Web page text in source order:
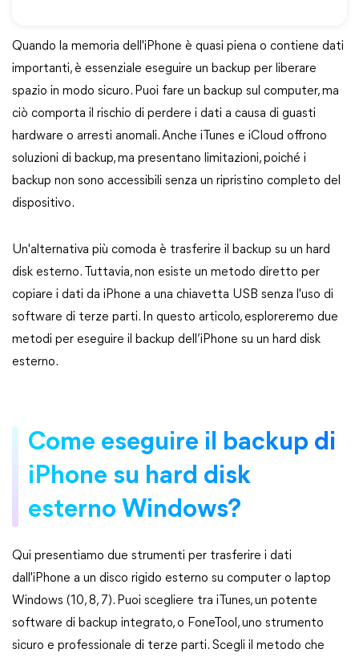
Quando la memoria dell'iPhone è quasi piena o contiene dati
importanti, è essenziale eseguire un backup per liberare
spazio in modo sicuro. Puoi fare un backup sul computer, ma
ciò comporta il rischio di perdere i dati a causa di guasti
hardware o arresti anomali. Anche iTunes e iCloud offrono
soluzioni di backup, ma presentano limitazioni, poiché i
backup non sono accessibili senza un ripristino completo del
dispositivo.
Un'alternativa più comoda è trasferire il backup su un hard
disk esterno. Tuttavia, non esiste un metodo diretto per
copiare i dati da iPhone a una chiavetta USB senza l'uso di
software di terze parti. In questo articolo, esploreremo due
metodi per eseguire il backup dell’iPhone su un hard disk
esterno.
Come eseguire il backup di
iPhone su hard disk
esterno Windows?
Qui presentiamo due strumenti per trasferire i dati
dall'iPhone a un disco rigido esterno su computer o laptop
Windows (10, 8, 7). Puoi scegliere tra iTunes, un potente
software di backup integrato, o FoneTool, uno strumento
sicuro e professionale di terze parti. Scegli il metodo che